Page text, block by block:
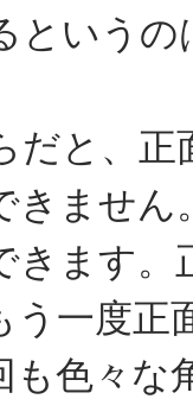
というの
だと、正
きません
きます。
う一度正
も色々な